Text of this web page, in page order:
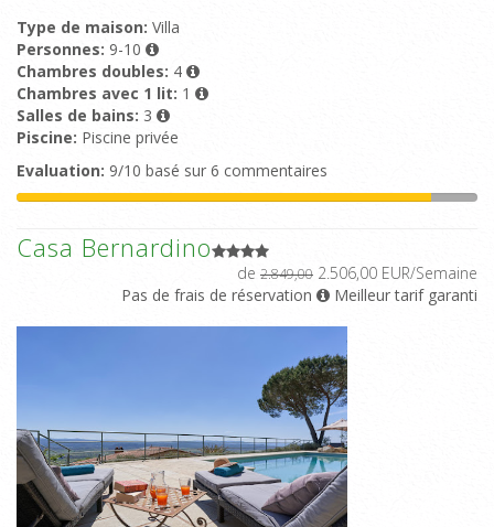
Type de maison: Villa
Personnes: 9-10
Chambres doubles: 4
Chambres avec 1 lit: 1
Salles de bains: 3
Piscine: Piscine privée
Evaluation: 9/10 basé sur 6 commentaires
Casa Bernardino
de 2.849,00 2.506,00 EUR/Semaine
Pas de frais de réservation
Meilleur tarif garanti